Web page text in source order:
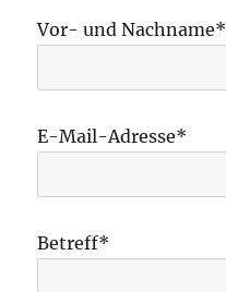
Vor- und Nachname*
E-Mail-Adresse*
Betreff*